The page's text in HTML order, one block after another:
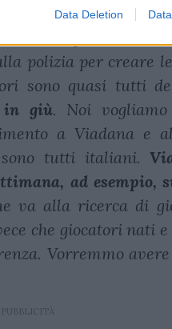
Data Deletion
ultimi tre anni
dice Niglio -
polizia per creare
sono quasi tutti
in giù. Noi
a Viadana e
sono tutti italiani.
ad esempio,
va alla ricerca di
che giocatori nati
Vorremmo